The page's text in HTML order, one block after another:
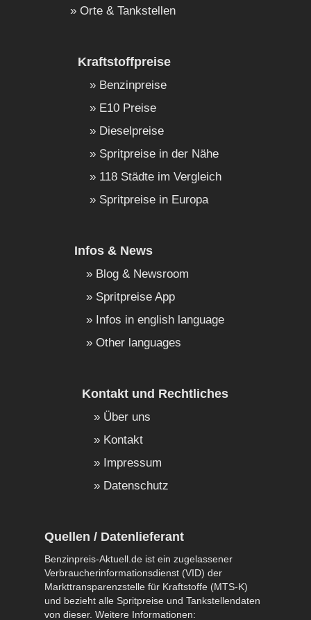
Orte & Tankstellen
Kraftstoffpreise
Benzinpreise
E10 Preise
Dieselpreise
Spritpreise in der Nähe
118 Städte im Vergleich
Spritpreise in Europa
Infos & News
Blog & Newsroom
Spritpreise App
Infos in english language
Other languages
Kontakt und Rechtliches
Über uns
Kontakt
Impressum
Datenschutz
Quellen / Datenlieferant
Benzinpreis-Aktuell.de ist ein zugelassener
Verbraucherinformationsdienst (VID) der
Markttransparenzstelle für Kraftstoffe (MTS-K)
und bezieht alle Spritpreise und Tankstellendaten
von dieser. Weitere Informationen: